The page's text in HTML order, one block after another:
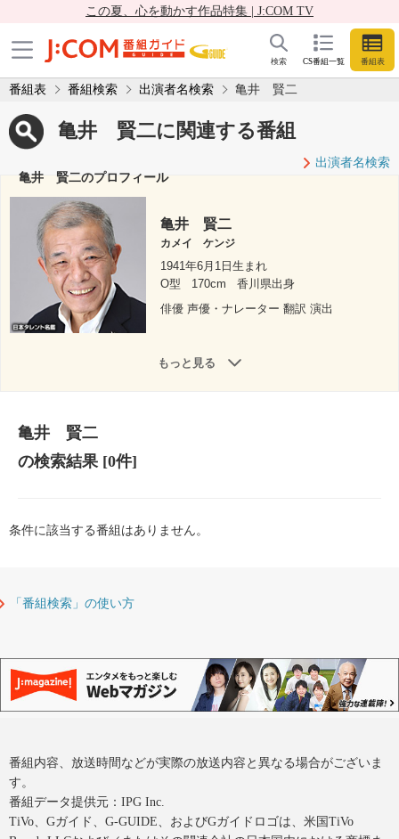
この夏、心を動かす作品特集 | J:COM TV
CS番組一覧 番組表
検索
番組表 番組検索 出演者名検索 亀井 賢二
亀井 賢二に関連する番組
出演者名検索
亀井 賢二のプロフィール
亀井 賢二
カメイ ケンジ
1941年6月1日生まれ
O型
170cm
香川県出身
俳優 声優・ナレーター 翻訳 演出
もっと見る
亀井 賢二
の検索結果[0件]
条件に該当する番組はありません。
「番組検索」の使い方
番組内容、放送時間などが実際の放送内容と異なる場合がございま
す。
番組データ提供元：IPG Inc.
TiVo、Gガイド、G-GUIDE、およびGガイドロゴは、米国TiVo